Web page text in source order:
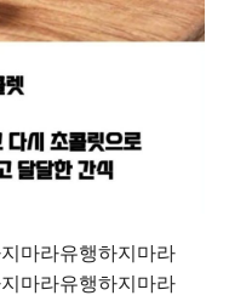
마라유행하지마라
마라유행하지마라